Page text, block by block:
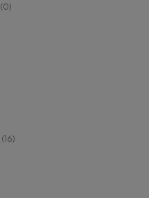
(0)
(16)